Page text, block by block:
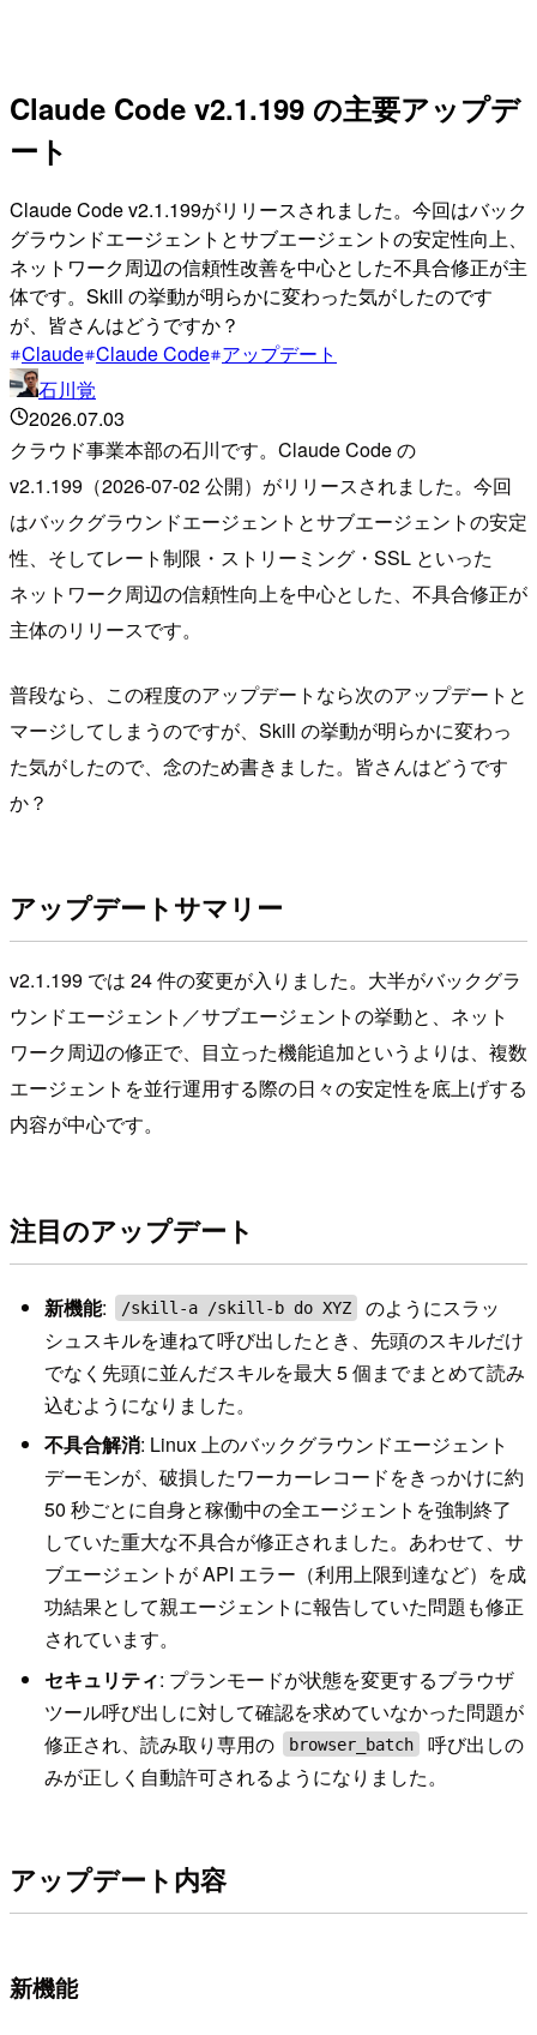
Claude Code v2.1.199 の主要アップデ
ート
Claude Code v2.1.199がリリースされました。今回はバック
グラウンドエージェントとサブエージェントの安定性向上、
ネットワーク周辺の信頼性改善を中心とした不具合修正が主
体です。Skill の挙動が明らかに変わった気がしたのです
が、皆さんはどうですか？
Claude Claude Code アップデート
石川覚
2026.07.03
クラウド事業本部の石川です。Claude Code の
v2.1.199（2026-07-02 公開）がリリースされました。今回
はバックグラウンドエージェントとサブエージェントの安定
性、そしてレート制限・ストリーミング・SSL といった
ネットワーク周辺の信頼性向上を中心とした、不具合修正が
主体のリリースです。
普段なら、この程度のアップデートなら次のアップデートと
マージしてしまうのですが、Skill の挙動が明らかに変わっ
た気がしたので、念のため書きました。皆さんはどうです
か？
アップデートサマリー
v2.1.199 では 24 件の変更が入りました。大半がバックグラ
ウンドエージェント／サブエージェントの挙動と、ネット
ワーク周辺の修正で、目立った機能追加というよりは、複数
エージェントを並行運用する際の日々の安定性を底上げする
内容が中心です。
注目のアップデート
新機能: /skill-a /skill-b do XYZ
のようにスラッ
シュスキルを連ねて呼び出したとき、先頭のスキルだけ
でなく先頭に並んだスキルを最大 5 個までまとめて読み
込むようになりました。
不具合解消: Linux 上のバックグラウンドエージェント
デーモンが、破損したワーカーレコードをきっかけに約
50 秒ごとに自身と稼働中の全エージェントを強制終了
していた重大な不具合が修正されました。あわせて、サ
ブエージェントが API エラー（利用上限到達など）を成
功結果として親エージェントに報告していた問題も修正
されています。
セキュリティ: プランモードが状態を変更するブラウザ
ツール呼び出しに対して確認を求めていなかった問題が
修正され、読み取り専用の
browser_batch
呼び出しの
みが正しく自動許可されるようになりました。
アップデート内容
新機能